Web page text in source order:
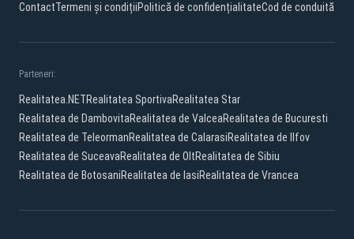
ContactTermeni și condițiiPolitică de confidențialitateCod de conduită
Parteneri:
Realitatea.NETRealitatea SportivaRealitatea Star
Realitatea de DambovitaRealitatea de ValceaRealitatea de Bucuresti
Realitatea de TeleormanRealitatea de CalarasiRealitatea de Ilfov
Realitatea de SuceavaRealitatea de OltRealitatea de Sibiu
Realitatea de BotosaniRealitatea de IasiRealitatea de Vrancea